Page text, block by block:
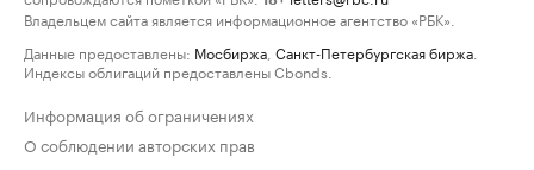
Владельцем сайта является информационное агентство «РБК».
Данные предоставлены: Мосбиржа Санкт-Петербургская биржа
Индексы облигаций предоставлены Cbonds.
Информация об ограничениях
О соблюдении авторских прав